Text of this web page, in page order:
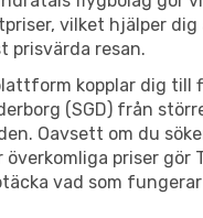
vilket hjälper
prisvärda resan.
kopplar dig till
(SGD) från
Oavsett om du
överkomliga priser gör
vad som